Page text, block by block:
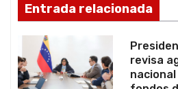
e
n
Entrada relacionada
revisa